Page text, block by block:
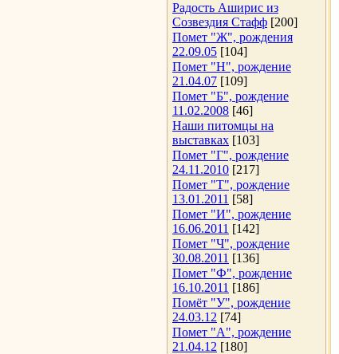
Радость Аширис из
Созвездия Стафф [200]
Помет "Ж", рождения
22.09.05 [104]
Помет "Н", рождение
21.04.07 [109]
Помет "Б", рождение
11.02.2008 [46]
Наши питомцы на
выставках [103]
Помет "Г", рождение
24.11.2010 [217]
Помет "Т", рождение
13.01.2011 [58]
Помет "И", рождение
16.06.2011 [142]
Помет "Ч", рождение
30.08.2011 [136]
Помет "Ф", рождение
16.10.2011 [186]
Помёт "У", рождение
24.03.12 [74]
Помет "А", рождение
21.04.12 [180]